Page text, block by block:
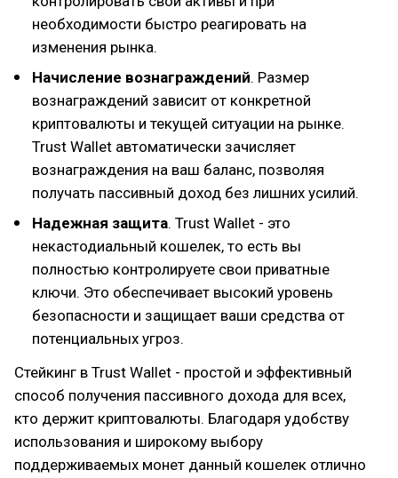
необходимости быстро реагировать на
изменения рынка.
Начисление вознаграждений. Размер
вознаграждений зависит от конкретной
криптовалюты и текущей ситуации на рынке.
Trust Wallet автоматически зачисляет
вознаграждения на ваш баланс, позволяя
получать пассивный доход без лишних усилий.
Надежная защита. Trust Wallet - это
некастодиальный кошелек, то есть вы
полностью контролируете свои приватные
ключи. Это обеспечивает высокий уровень
безопасности и защищает ваши средства от
потенциальных угроз.
Стейкинг в Trust Wallet - простой и эффективный
способ получения пассивного дохода для всех,
кто держит криптовалюты. Благодаря удобству
использования и широкому выбору
поддерживаемых монет данный кошелек отлично